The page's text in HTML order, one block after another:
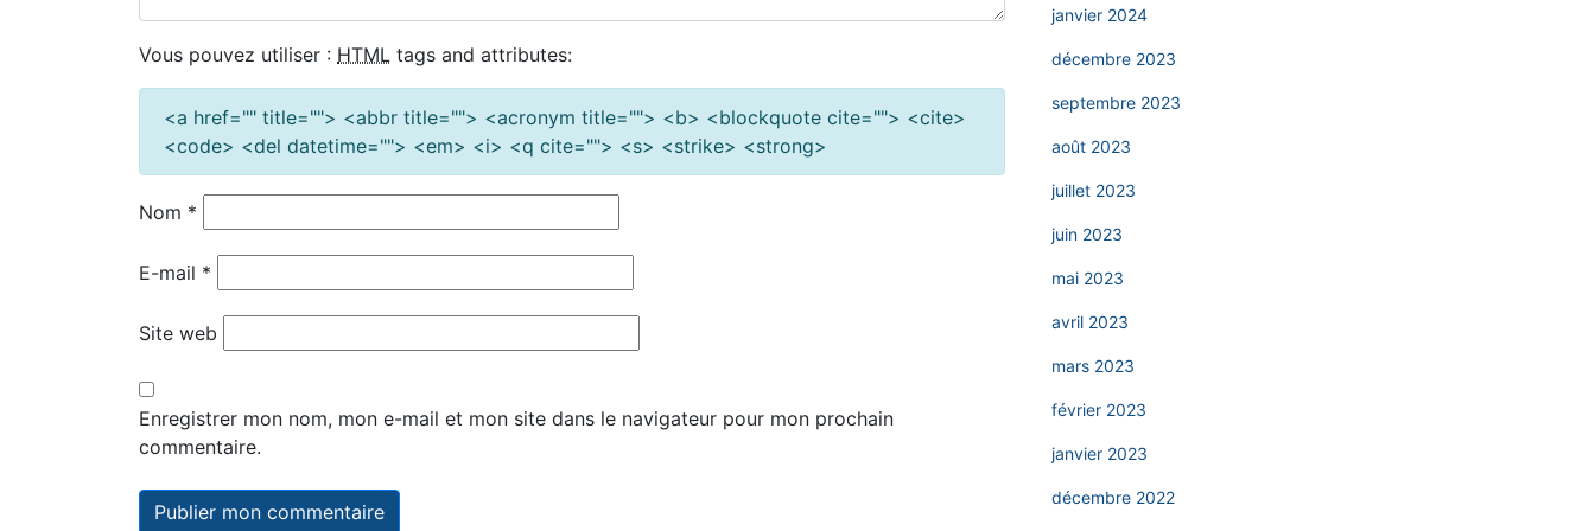
Vous pouvez utiliser : HTML tags and attributes:
<a href="" title=""> <abbr title=""> <acronym title=""> <b> <blockquote cite=""> <cite>
<code> <del datetime=""> <em> <i> <q cite=""> <s> <strike> <strong>
Nom *
E-mail *
Site web
Enregistrer mon nom, mon e-mail et mon site dans le navigateur pour mon prochain
commentaire.
janvier 2024
décembre 2023
septembre 2023
août 2023
juillet 2023
juin 2023
mai 2023
avril 2023
mars 2023
février 2023
janvier 2023
décembre 2022